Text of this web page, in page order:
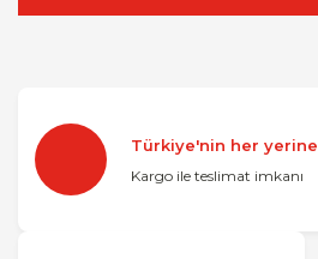
Türkiye'nin her yerine
Kargo ile teslimat imkanı